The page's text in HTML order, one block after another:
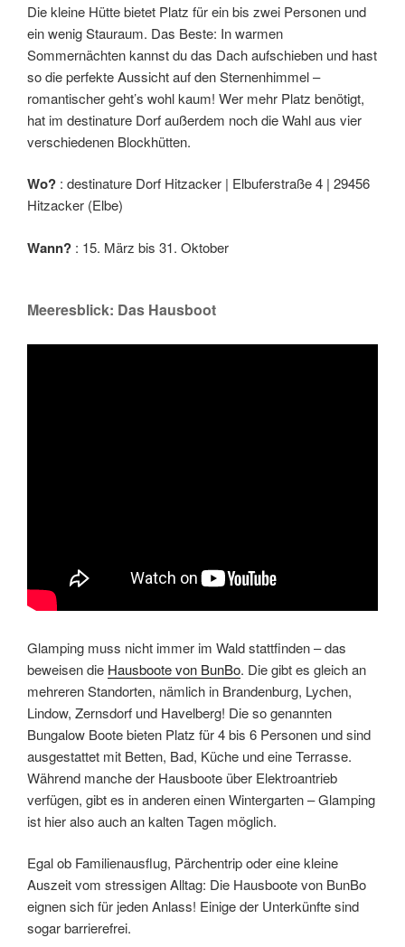
Die kleine Hütte bietet Platz für ein bis zwei Personen und
ein wenig Stauraum. Das Beste: In warmen
Sommernächten kannst du das Dach aufschieben und hast
so die perfekte Aussicht auf den Sternenhimmel –
romantischer geht’s wohl kaum! Wer mehr Platz benötigt,
hat im destinature Dorf außerdem noch die Wahl aus vier
verschiedenen Blockhütten.
Wo? : destinature Dorf Hitzacker | Elbuferstraße 4 | 29456
Hitzacker (Elbe)
Wann? : 15. März bis 31. Oktober
Meeresblick: Das Hausboot
Glamping muss nicht immer im Wald stattfinden – das
beweisen die Hausboote von BunBo. Die gibt es gleich an
mehreren Standorten, nämlich in Brandenburg, Lychen,
Lindow, Zernsdorf und Havelberg! Die so genannten
Bungalow Boote bieten Platz für 4 bis 6 Personen und sind
ausgestattet mit Betten, Bad, Küche und eine Terrasse.
Während manche der Hausboote über Elektroantrieb
verfügen, gibt es in anderen einen Wintergarten – Glamping
ist hier also auch an kalten Tagen möglich.
Egal ob Familienausflug, Pärchentrip oder eine kleine
Auszeit vom stressigen Alltag: Die Hausboote von BunBo
eignen sich für jeden Anlass! Einige der Unterkünfte sind
sogar barrierefrei.